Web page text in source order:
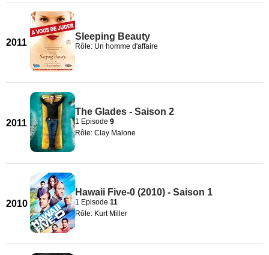
2011
Sleeping Beauty
Rôle: Un homme d'affaire
2011
The Glades - Saison 2
1 Episode 9
Rôle: Clay Malone
2010
Hawaii Five-0 (2010) - Saison 1
1 Episode 11
Rôle: Kurt Miller